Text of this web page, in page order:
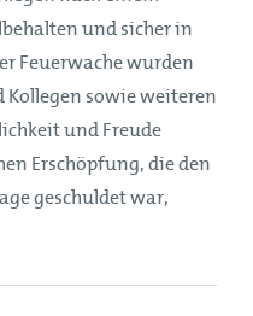
und sicher in
Feuerwache wurden
sowie weiteren
und Freude
Erschöpfung, die den
geschuldet war,